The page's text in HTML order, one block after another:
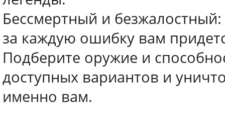
Бессмертный и
за каждую ошибку вам
Подберите оружие и
доступных вариантов и
именно вам.